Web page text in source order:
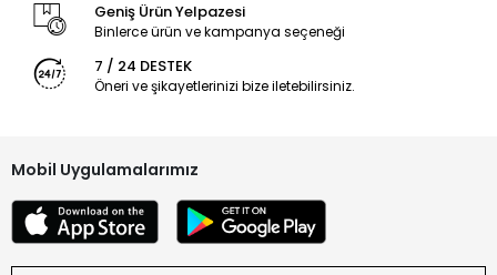
Geniş Ürün Yelpazesi
Binlerce ürün ve kampanya seçeneği
7 / 24 DESTEK
Öneri ve şikayetlerinizi bize iletebilirsiniz.
Mobil Uygulamalarımız